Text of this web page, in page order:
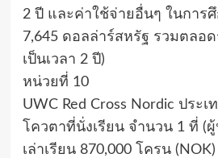
2 ปี และค่าใช้จ่ายอื่นๆ ในการ
7,645 ดอลล่าร์สหรัฐ รวมตลอ
เป็นเวลา 2 ปี)
หน่วยที่ 10
UWC Red Cross Nordic ประเ
โควตาที่นั่งเรียน จำนวน 1 ที่ (
เล่าเรียน 870,000 โครน